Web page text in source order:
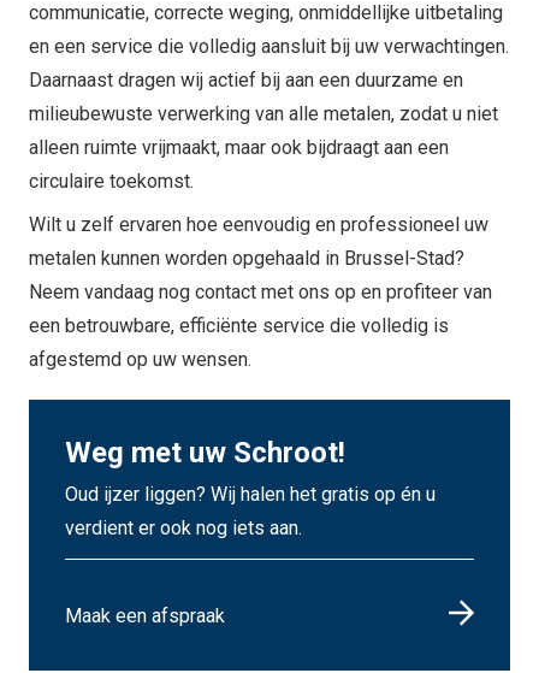
communicatie, correcte weging, onmiddellijke uitbetaling
en een service die volledig aansluit bij uw verwachtingen.
Daarnaast dragen wij actief bij aan een duurzame en
milieubewuste verwerking van alle metalen, zodat u niet
alleen ruimte vrijmaakt, maar ook bijdraagt aan een
circulaire toekomst.
Wilt u zelf ervaren hoe eenvoudig en professioneel uw
metalen kunnen worden opgehaald in Brussel-Stad?
Neem vandaag nog contact met ons op en profiteer van
een betrouwbare, efficiënte service die volledig is
afgestemd op uw wensen.
Weg met uw Schroot!
Oud ijzer liggen? Wij halen het gratis op én u
verdient er ook nog iets aan.
Maak een afspraak